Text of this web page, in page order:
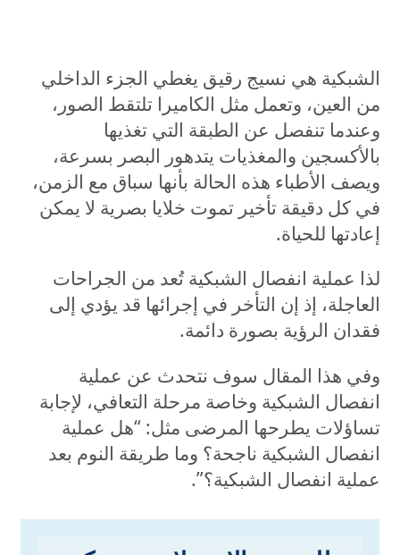
الشبكية هي نسيج رقيق يغطي الجزء الداخلي
من العين، وتعمل مثل الكاميرا تلتقط الصور،
وعندما تنفصل عن الطبقة التي تغذيها
بالأكسجين والمغذيات يتدهور البصر بسرعة،
ويصف الأطباء هذه الحالة بأنها سباق مع الزمن،
في كل دقيقة تأخير تموت خلايا بصرية لا يمكن
إعادتها للحياة.
لذا عملية انفصال الشبكية تُعد من الجراحات
العاجلة، إذ إن التأخر في إجرائها قد يؤدي إلى
فقدان الرؤية بصورة دائمة.
وفي هذا المقال سوف نتحدث عن عملية
انفصال الشبكية وخاصة مرحلة التعافي، لإجابة
تساؤلات يطرحها المرضى مثل: “هل عملية
انفصال الشبكية ناجحة؟ وما طريقة النوم بعد
عملية انفصال الشبكية؟”.